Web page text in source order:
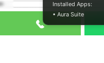
um condutor pode vivenciar,...
Installed Apps:
• Aura Suite